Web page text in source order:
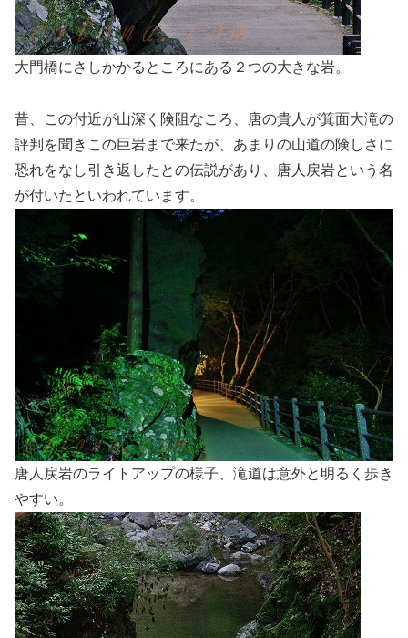
大門橋にさしかかるところにある２つの大きな岩。
昔、この付近が山深く険阻なころ、唐の貴人が箕面大滝の
評判を聞きこの巨岩まで来たが、あまりの山道の険しさに
恐れをなし引き返したとの伝説があり、唐人戻岩という名
が付いたといわれています。
唐人戻岩のライトアップの様子、滝道は意外と明るく歩き
やすい。